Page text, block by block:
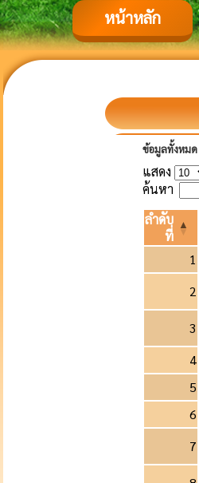
หน้าหลัก
ข้อมูลทั้งหมด
แสดง
ค้นหา
ลำดับ
ที่
1
2
3
4
5
6
7